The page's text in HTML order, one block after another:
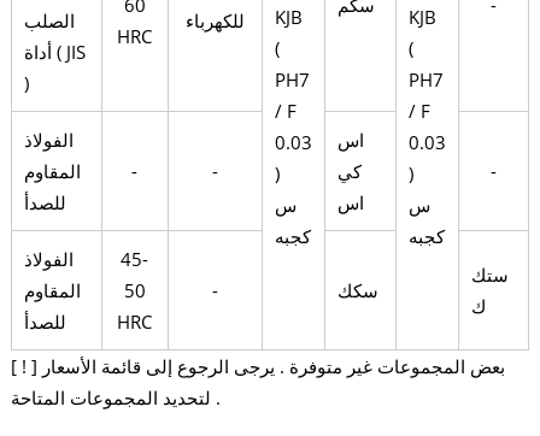
KJB
(
PH7
/ F
0.03
)
س
كجبه
KJB
(
PH7
/ F
0.03
)
س
كجبه
الصلب
أداة ( JIS
)
60
HRC
للكهرباء
سكم -
الفولاذ
المقاوم
للصدأ
- -
اس
كي
اس
-
الفولاذ
المقاوم
للصدأ
45-
50
HRC
- سكك
ستك
ك
[ ! ] بعض المجموعات غير متوفرة . يرجى الرجوع إلى قائمة الأسعار
لتحديد المجموعات المتاحة .